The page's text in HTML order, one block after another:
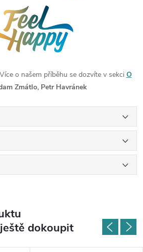
o našem příběhu se dozvíte v sekci O
Zmátlo, Petr Havránek
dokoupit